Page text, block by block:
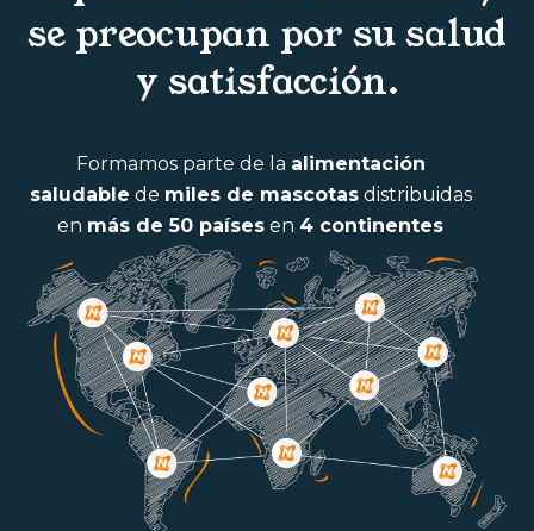
se preocupan por su salud
y satisfacción.
Formamos parte de la alimentación
saludable de miles de mascotasdistribuidas
en más de 50 países en 4 continentes